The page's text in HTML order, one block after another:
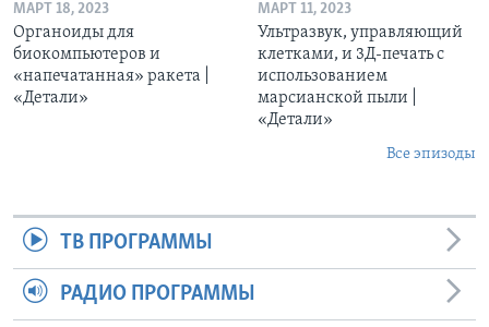
МАРТ 18, 2023
Органоиды для
биокомпьютеров и
«напечатанная» ракета |
«Детали»
МАРТ 11, 2023
Ультразвук, управляющий
клетками, и 3Д-печать c
использованием
марсианской пыли |
«Детали»
Все эпизоды
ТВ ПРОГРАММЫ
РАДИО ПРОГРАММЫ